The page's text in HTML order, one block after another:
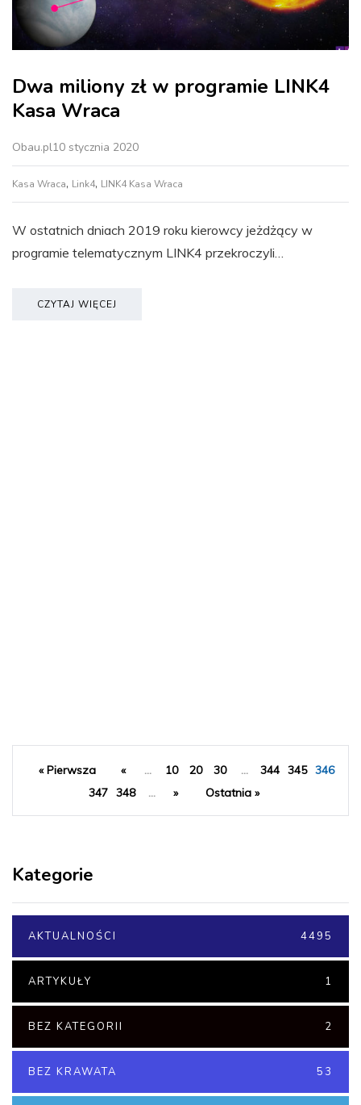
Dwa miliony zł w programie LINK4
Kasa Wraca
Obau.pl10 stycznia 2020
Kasa Wraca, Link4, LINK4 Kasa Wraca
W ostatnich dniach 2019 roku kierowcy jeżdżący w
programie telematycznym LINK4 przekroczyli…
CZYTAJ WIĘCEJ
« Pierwsza « ... 10 20 30 ... 344 345 346
347 348 ... » Ostatnia »
Kategorie
AKTUALNOŚCI 4495
ARTYKUŁY 1
BEZ KATEGORII 2
BEZ KRAWATA 53